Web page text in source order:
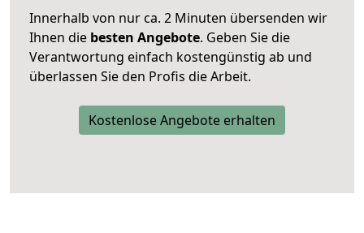
Innerhalb von nur ca. 2 Minuten übersenden wir
Ihnen die besten Angebote. Geben Sie die
Verantwortung einfach kostengünstig ab und
überlassen Sie den Profis die Arbeit.
Kostenlose Angebote erhalten